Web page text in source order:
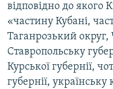
відповідно до якого
«частину Кубані,
Таганрозький округ,
Ставропольську
Курської губернії,
губернії,